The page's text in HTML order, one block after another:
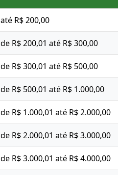
até R$ 200,00
de R$ 200,01 até R$ 300,00
de R$ 300,01 até R$ 500,00
de R$ 500,01 até R$ 1.000,00
de R$ 1.000,01 até R$ 2.000,00
de R$ 2.000,01 até R$ 3.000,00
de R$ 3.000,01 até R$ 4.000,00